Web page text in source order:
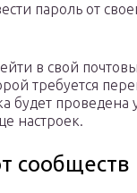
пароль от
в свой
требуется
будет
настроек.
сообществ